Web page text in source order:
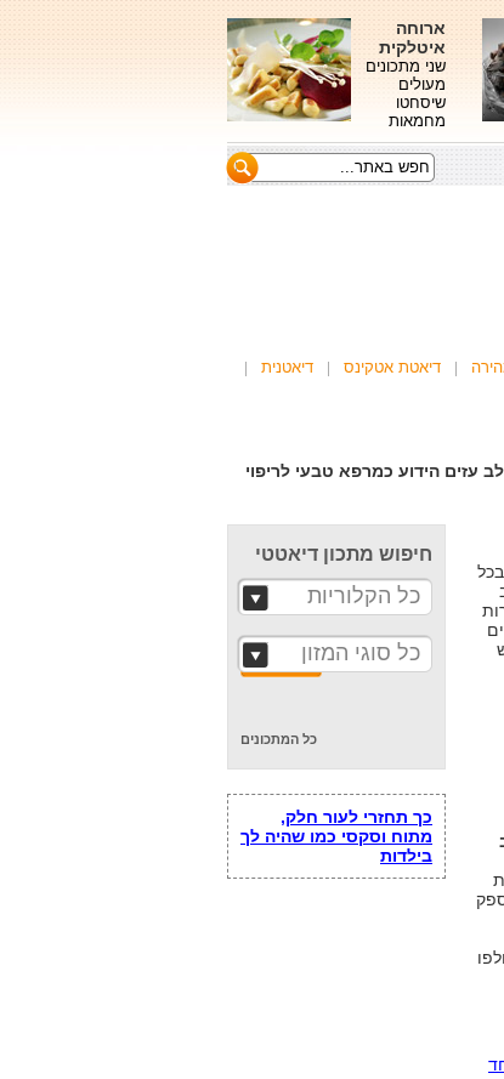
ארוחה
איטלקית
שני מתכונים
מעולים
שיסחטו
מחמאות
דיאטת אטקינס דיאטנית
עזים הידוע כמרפא טבעי לריפוי
חיפוש מתכון דיאטטי
כל הקלוריות
כל סוגי המזון
כל המתכונים
כך תחזרי לעור חלק,
מתוח וסקסי כמו שהיה לך
בילדות